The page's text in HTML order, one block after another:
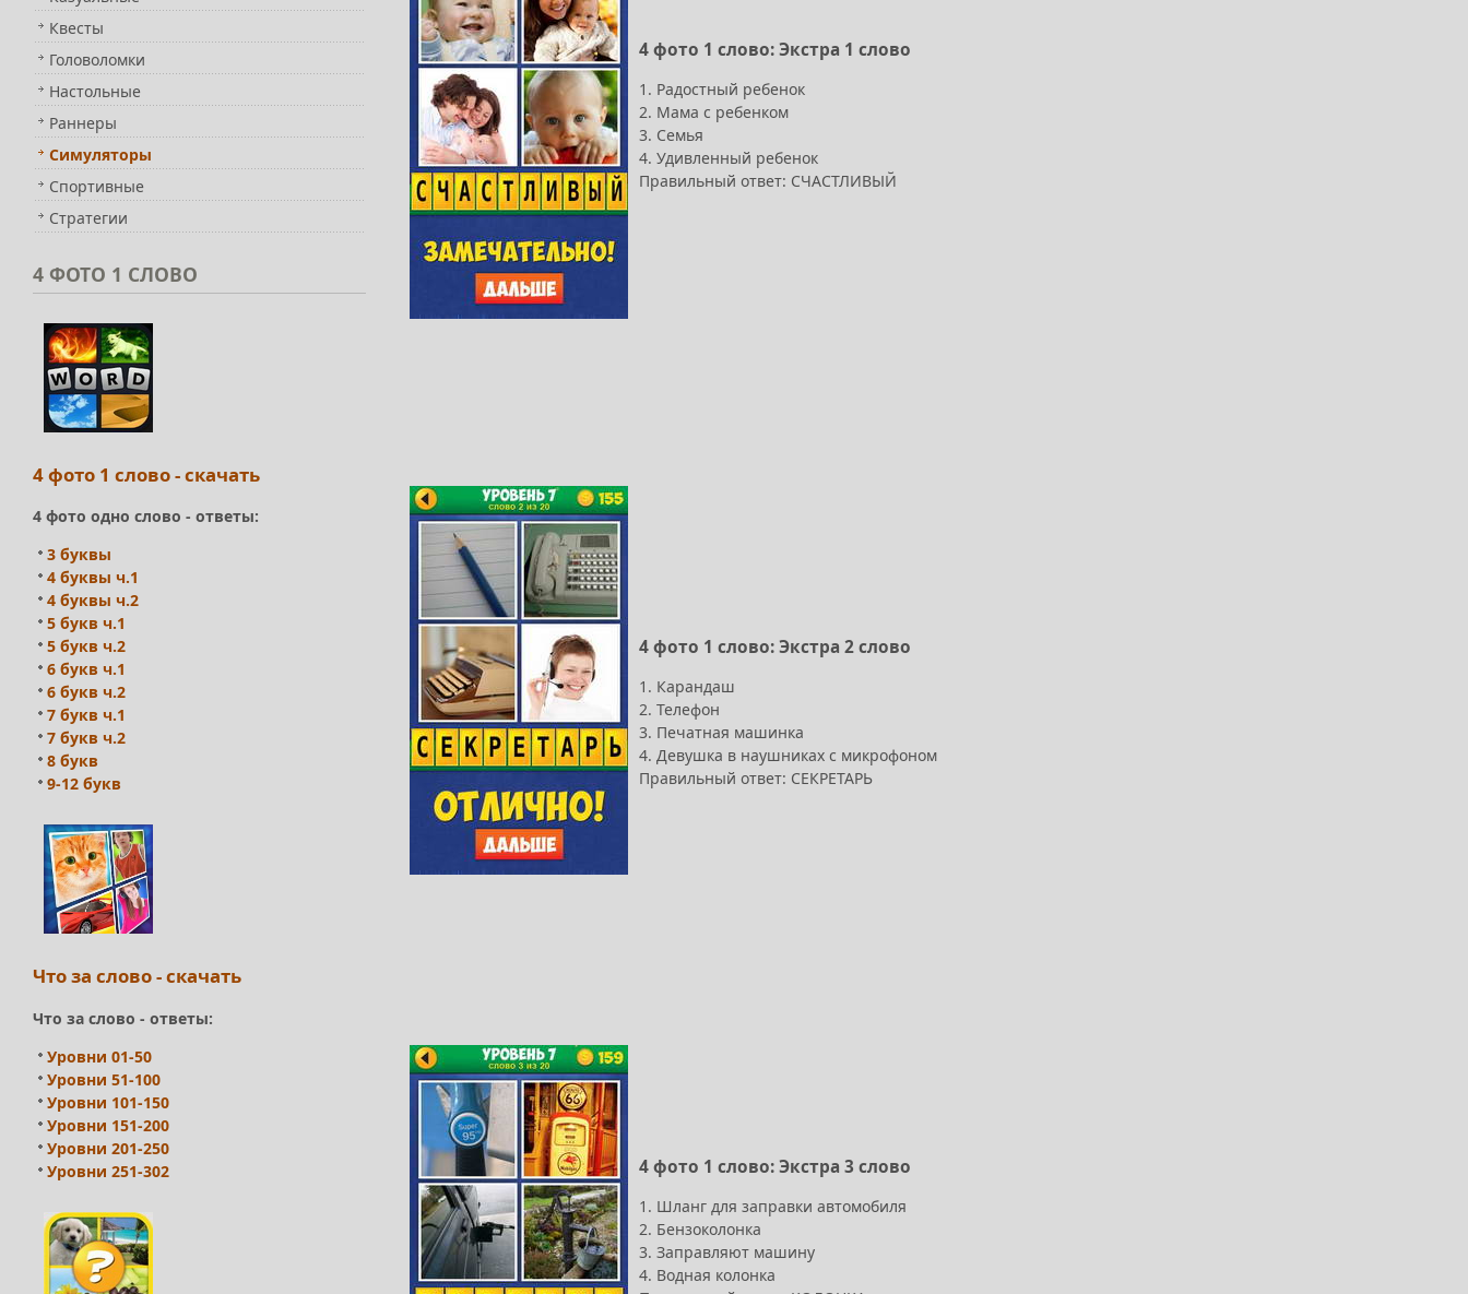
4 фото 1 слово: Экстра 1 слово
1. Радостный ребенок
2. Мама с ребенком
3. Семья
4. Удивленный ребенок
Правильный ответ: СЧАСТЛИВЫЙ
4 фото 1 слово: Экстра 2 слово
1. Карандаш
2. Телефон
3. Печатная машинка
4. Девушка в наушниках с микрофоном
Правильный ответ: СЕКРЕТАРЬ
4 фото 1 слово: Экстра 3 слово
1. Шланг для заправки автомобиля
2. Бензоколонка
3. Заправляют машину
4. Водная колонка
Квесты
Головоломки
Настольные
Раннеры
Симуляторы
Спортивные
Стратегии
4 ФОТО 1 СЛОВО
4 фото 1 слово - скачать
4 фото одно слово - ответы:
3 буквы
4 буквы ч.1
4 буквы ч.2
5 букв ч.1
5 букв ч.2
6 букв ч.1
6 букв ч.2
7 букв ч.1
7 букв ч.2
8 букв
9-12 букв
Что за слово - скачать
Что за слово - ответы:
Уровни 01-50
Уровни 51-100
Уровни 101-150
Уровни 151-200
Уровни 201-250
Уровни 251-302